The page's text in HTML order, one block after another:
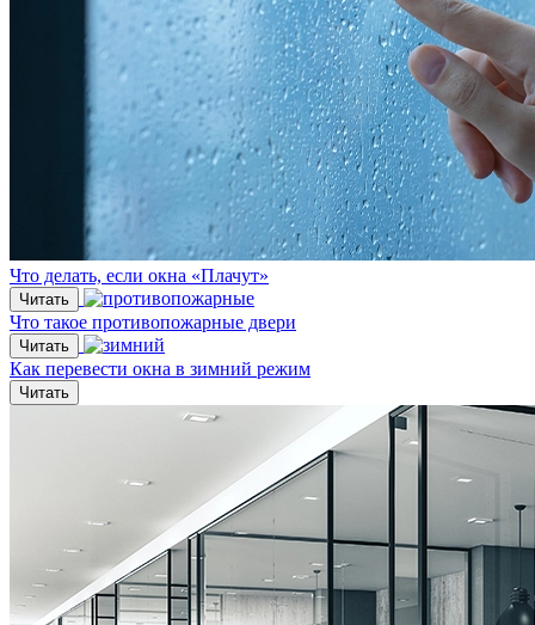
Что делать, если окна «Плачут»
Читать
Что такое противопожарные двери
Читать
Как перевести окна в зимний режим
Читать